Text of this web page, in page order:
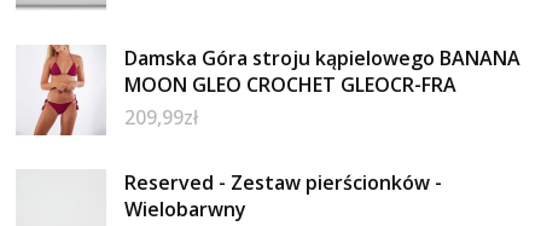
Damska Góra stroju kąpielowego BANANA
MOON GLEO CROCHET GLEOCR-FRA
209,99zł
Reserved - Zestaw pierścionków -
Wielobarwny